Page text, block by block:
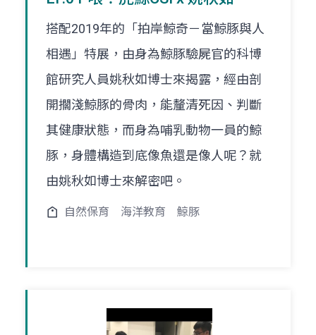
搭配2019年的「拍岸鯨奇－當鯨豚與人
相遇」特展，由身為鯨豚驗屍官的科博
館研究人員姚秋如博士來揭露，經由剖
開擱淺鯨豚的骨肉，能釐清死因、判斷
其健康狀態，而身為哺乳動物一員的鯨
豚，身體構造到底像魚還是像人呢？就
由姚秋如博士來解密吧。
自然保育 海洋教育 鯨豚